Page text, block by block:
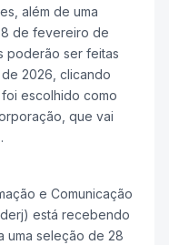
além de uma
de fevereiro de
poderão ser feitas
2026, clicando
foi escolhido como
que vai
e Comunicação
está recebendo
uma seleção de 28